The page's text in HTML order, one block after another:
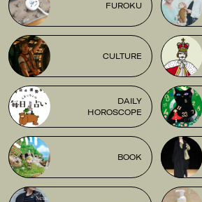
FUROKU
CULTURE
DAILY
HOROSCOPE
BOOK